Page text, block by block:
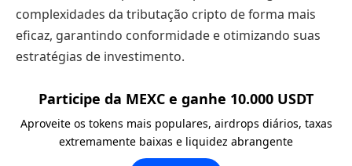
complexidades da tributação cripto de forma mais
eficaz, garantindo conformidade e otimizando suas
estratégias de investimento.
Participe da MEXC e ganhe 10.000 USDT
Aproveite os tokens mais populares, airdrops diários, taxas
extremamente baixas e liquidez abrangente